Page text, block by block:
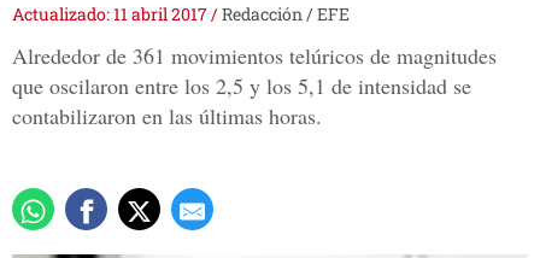
Actualizado: 11 abril 2017/Redacción / EFE
Alrededor de 361 movimientos telúricos de magnitudes
que oscilaron entre los 2,5 y los 5,1 de intensidad se
contabilizaron en las últimas horas.